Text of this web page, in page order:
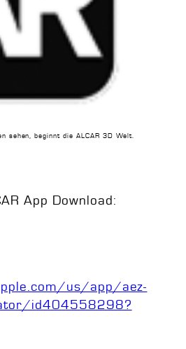
sehen, beginnt die ALCAR 3D Welt.
App Download:
us/app/aez-
id404558298?